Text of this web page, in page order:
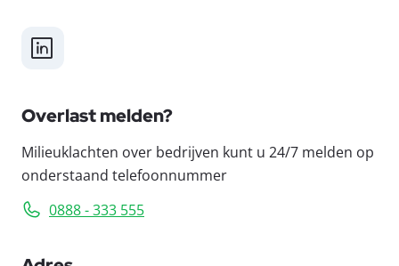
LinkedIn
Overlast melden?
Milieuklachten over bedrijven kunt u 24/7 melden op
onderstaand telefoonnummer
0888 - 333 555